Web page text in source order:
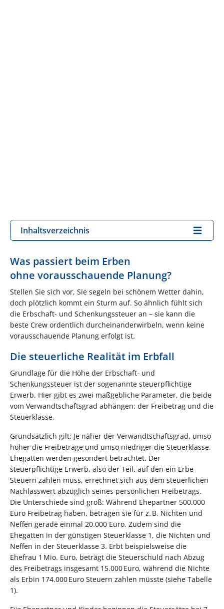
Inhaltsverzeichnis
Was passiert beim Erben
ohne vorausschauende Planung?
Stellen Sie sich vor, Sie segeln bei schönem Wetter dahin,
doch plötzlich kommt ein Sturm auf. So ähnlich fühlt sich
die Erbschaft- und Schenkungssteuer an – sie kann die
beste Crew ordentlich durcheinanderwirbeln, wenn keine
vorausschauende Planung erfolgt ist.
Die steuerliche Realität im Erbfall
Grundlage für die Höhe der Erbschaft- und
Schenkungssteuer ist der sogenannte steuerpflichtige
Erwerb. Hier gibt es zwei maßgebliche Parameter, die beide
vom Verwandtschaftsgrad abhängen: der Freibetrag und die
Steuerklasse.
Grundsätzlich gilt: Je näher der Verwandtschaftsgrad, umso
höher die Freibeträge und umso niedriger die Steuerklasse.
Ehegatten werden gesondert betrachtet. Der
steuerpflichtige Erwerb, also der Teil, auf den ein Erbe
Steuern zahlen muss, errechnet sich aus dem steuerlichen
Nachlasswert abzüglich seines persönlichen Freibetrags.
Die Unterschiede sind groß: Während Ehepartner 500.000
Euro Freibetrag haben, betragen sie für z. B. Nichten und
Neffen gerade einmal 20.000 Euro. Zudem sind die
Ehegatten in der günstigen Steuerklasse 1, die Nichten und
Neffen in der Steuerklasse 3. Erbt beispielsweise die
Ehefrau 1 Mio. Euro, beträgt die Steuerschuld nach Abzug
des Freibetrags insgesamt 15.000 Euro, während die Nichte
als Erbin 174.000 Euro Steuern zahlen müsste (siehe Tabelle
1).